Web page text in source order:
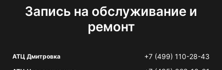
Запись на обслуживание и
ремонт
АТЦ Дмитровка +7 (499) 110-28-43